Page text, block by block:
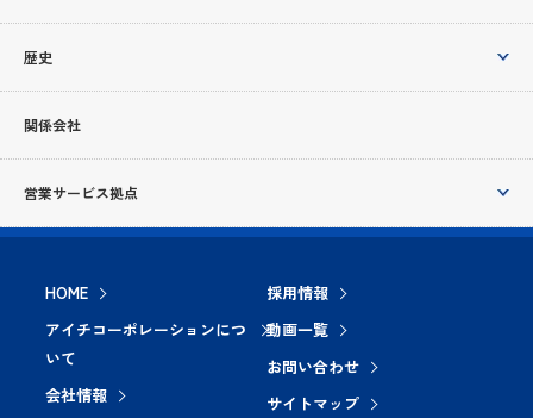
歴史
関係会社
営業サービス拠点
HOME
アイチコーポレーションにつ
いて
会社情報
採用情報
動画一覧
お問い合わせ
サイトマップ